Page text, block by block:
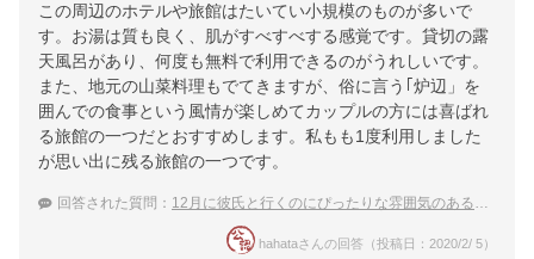
この周辺のホテルや旅館はたいてい小規模のものが多いで
す。お湯は質も良く、肌がすべすべする感覚です。貸切の露
天風呂があり、何度も無料で利用できるのがうれしいです。
また、地元の山菜料理もでてきますが、俗に言う｢炉辺」を
囲んでの食事という風情が楽しめてカップルの方には喜ばれ
る旅館の一つだとおすすめします。私もも1度利用しました
が思い出に残る旅館の一つです。
回答された質問： 12月に彼氏と行くのにぴったりな雰囲気のある平湯温泉の宿を知りたい！
hahataさんの回答（投稿日：2020/2/ 5）